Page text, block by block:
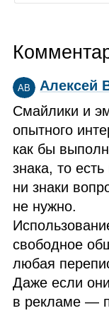
АВ
Алексей
Смайлики и
опытного
как бы
знака, то
ни знаки
не нужно.
свободное
любая
Даже если
в рекламе —